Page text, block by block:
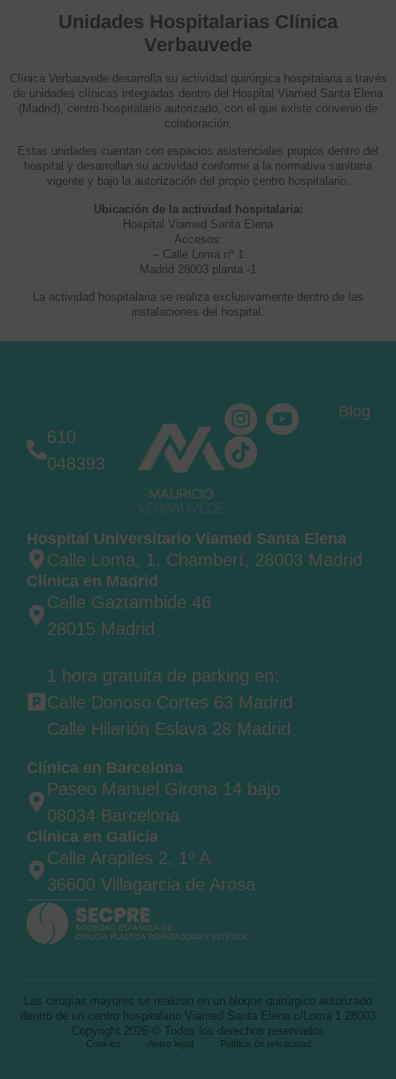
Unidades Hospitalarias Clínica
Verbauvede
Clínica Verbauvede desarrolla su actividad quirúrgica hospitalaria a través
de unidades clínicas integradas dentro del Hospital Viamed Santa Elena
(Madrid), centro hospitalario autorizado, con el que existe convenio de
colaboración.
Estas unidades cuentan con espacios asistenciales propios dentro del
hospital y desarrollan su actividad conforme a la normativa sanitaria
vigente y bajo la autorización del propio centro hospitalario.
Ubicación de la actividad hospitalaria:
Hospital Viamed Santa Elena
Accesos:
– Calle Loma nº 1
Madrid 28003 planta -1
La actividad hospitalaria se realiza exclusivamente dentro de las
instalaciones del hospital.
610
048393
Blog
Hospital Universitario Viamed Santa Elena
Calle Loma, 1, Chamberí, 28003 Madrid
Clínica en Madrid
Calle Gaztambide 46
28015 Madrid
1 hora gratuita de parking en:
Calle Donoso Cortes 63 Madrid
Calle Hilarión Eslava 28 Madrid
Clínica en Barcelona
Paseo Manuel Girona 14 bajo
08034 Barcelona
Clínica en Galicia
Calle Arapiles 2, 1º A
36600 Villagarcia de Arosa
Las cirugías mayores se realizan en un bloque quirúrgico autorizado
dentro de un centro hospitalario Viamed Santa Elena c/Loma 1 28003
Copyright 2026 © Todos los derechos reservados
Cookies Aviso legal Política de privacidad